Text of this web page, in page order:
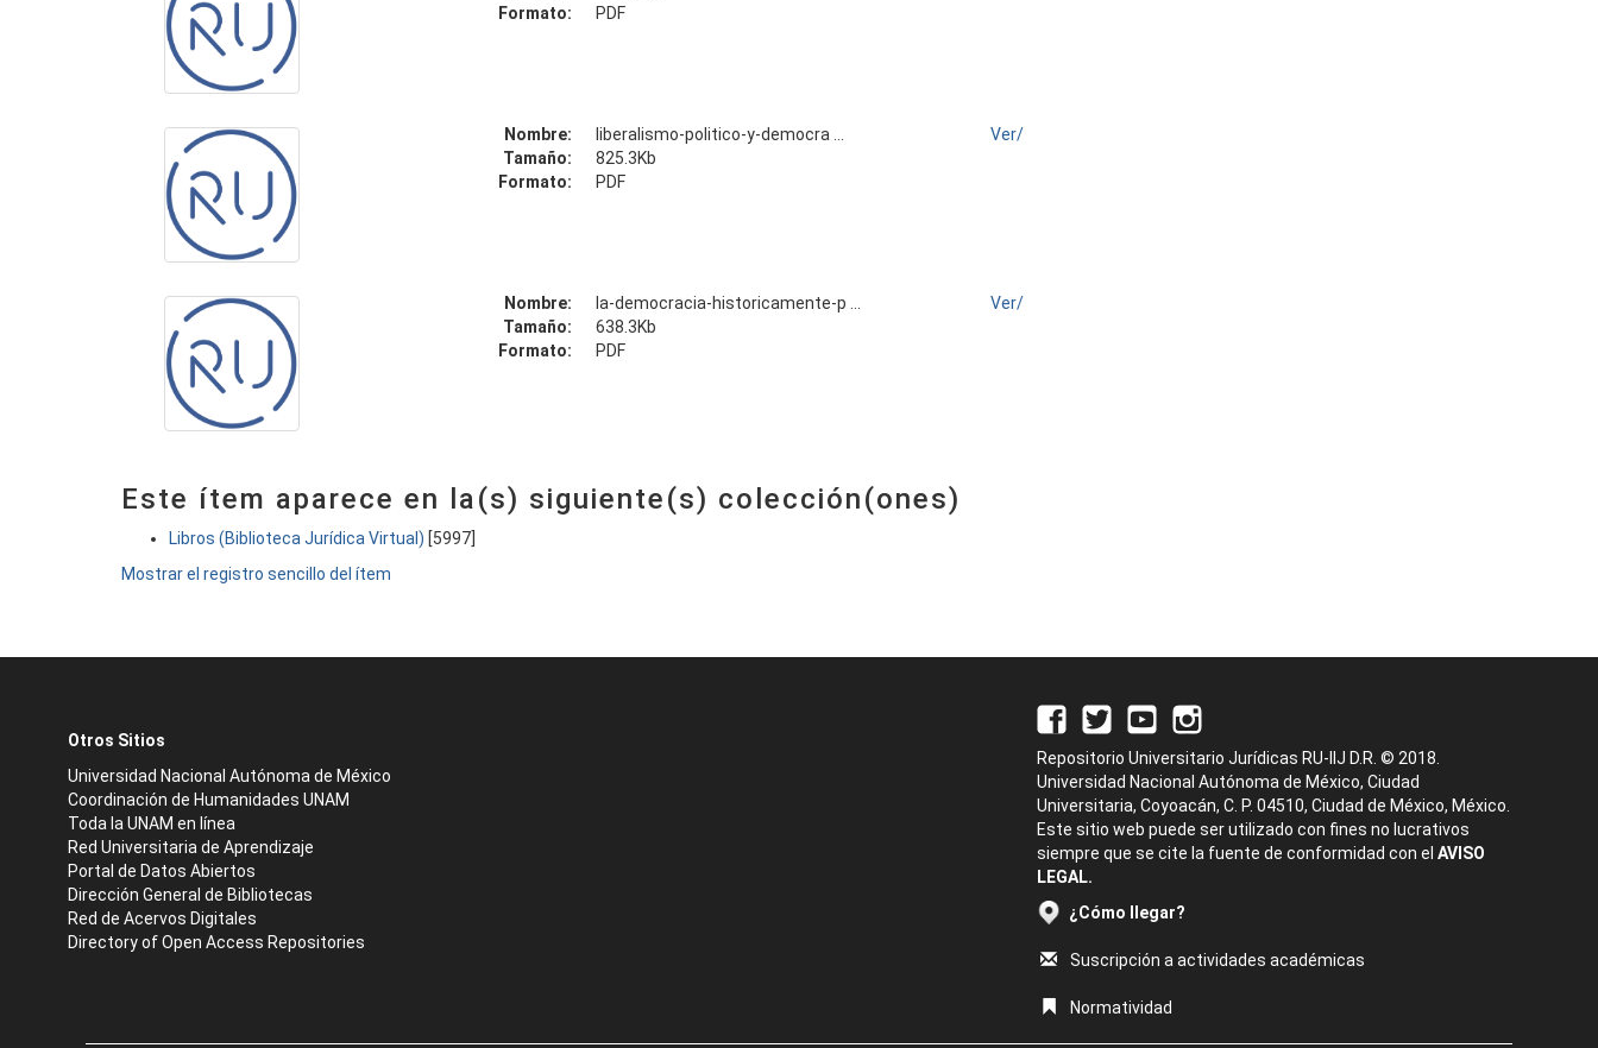
Formato:
PDF
Nombre:
liberalismo-politico-y-democra ...
Tamaño:
825.3Kb
Formato:
PDF
Ver/
Nombre:
la-democracia-historicamente-p ...
Tamaño:
638.3Kb
Formato:
PDF
Ver/
Este ítem aparece en la(s) siguiente(s) colección(ones)
Libros (Biblioteca Jurídica Virtual) [5997]
Mostrar el registro sencillo del ítem
Otros Sitios
Universidad Nacional Autónoma de México
Coordinación de Humanidades UNAM
Toda la UNAM en línea
Red Universitaria de Aprendizaje
Portal de Datos Abiertos
Dirección General de Bibliotecas
Red de Acervos Digitales
Directory of Open Access Repositories
Repositorio Universitario Jurídicas RU-IIJ D.R. © 2018.
Universidad Nacional Autónoma de México, Ciudad
Universitaria, Coyoacán, C. P. 04510, Ciudad de México, México.
Este sitio web puede ser utilizado con fines no lucrativos
siempre que se cite la fuente de conformidad con el AVISO
LEGAL.
¿Cómo llegar?
Suscripción a actividades académicas
Normatividad